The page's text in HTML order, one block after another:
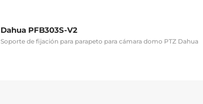
Dahua PFB303S-V2
Soporte de fijación para parapeto para cámara domo PTZ Dahua